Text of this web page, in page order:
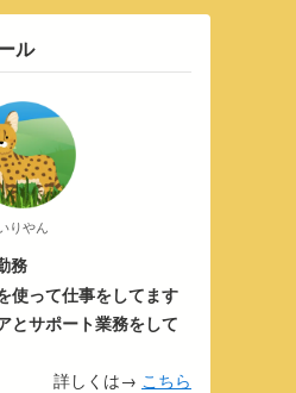
ル
りやん
務
使って仕事をしてます
とサポート業務をして
詳しくは→ こちら